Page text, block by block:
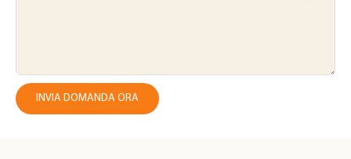
INVIA DOMANDA ORA